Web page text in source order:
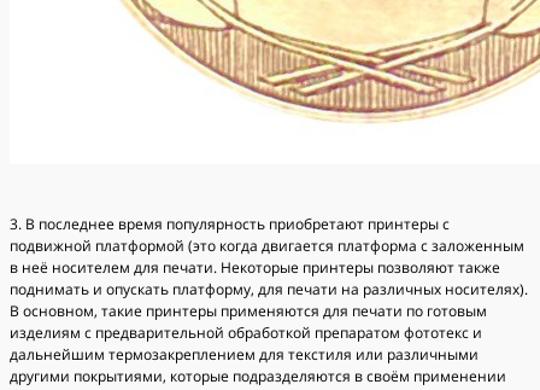
3. В последнее время популярность приобретают принтеры с
подвижной платформой (это когда двигается платформа с заложенным
в неё носителем для печати. Некоторые принтеры позволяют также
поднимать и опускать платформу, для печати на различных носителях).
В основном, такие принтеры применяются для печати по готовым
изделиям с предварительной обработкой препаратом фототекс и
дальнейшим термозакреплением для текстиля или различными
другими покрытиями, которые подразделяются в своём применении